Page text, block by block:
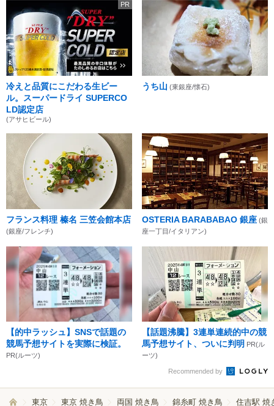
PR
冷えと品質にこだわる生ビー
ル。スーパードライ SUPERCO
LD認定店
(アサヒビール)
うち山 (東銀座/懐石)
フランス料理 榛名 三笠会館本店
(銀座/フレンチ)
OSTERIA BARABABAO 銀座 (銀
座一丁目/イタリアン)
【的中ラッシュ】SNSで話題の
競馬予想サイトを実際に検証。
PR(ルーツ)
【話題沸騰】3連単連続的中の競
馬予想サイト、ついに判明 PR(ル
ーツ)
Recommended by
東京 東京 焼き鳥 両国 焼き鳥 錦糸町 焼き鳥 住吉駅 焼